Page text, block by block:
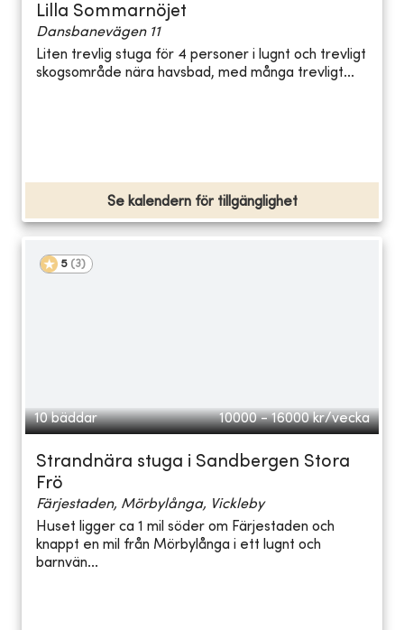
Lilla Sommarnöjet
Dansbanevägen 11
Liten trevlig stuga för 4 personer i lugnt och trevligt
skogsområde nära havsbad, med många trevligt...
Se kalendern för tillgänglighet
5 (3)
10 bäddar 10000 - 16000 kr/vecka
Strandnära stuga i Sandbergen Stora
Frö
Färjestaden, Mörbylånga, Vickleby
Huset ligger ca 1 mil söder om Färjestaden och
knappt en mil från Mörbylånga i ett lugnt och
barnvän...